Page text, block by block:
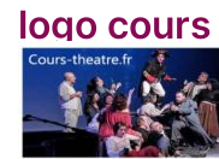
logo